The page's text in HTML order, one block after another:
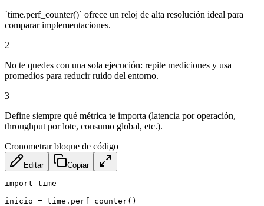
`time.perf_counter()` ofrece un reloj de alta resolución ideal para
comparar implementaciones.
2
No te quedes con una sola ejecución: repite mediciones y usa
promedios para reducir ruido del entorno.
3
Define siempre qué métrica te importa (latencia por operación,
throughput por lote, consumo global, etc.).
Cronometrar bloque de código
Editar Copiar
import time
inicio = time.perf_counter()